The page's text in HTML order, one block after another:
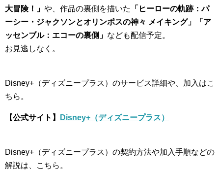
大冒険！」 や、作品の裏側を描いた
「ヒーローの軌跡：パ
ーシー・ジャクソンとオリンポスの神々 メイキング」「ア
ッセンブル：エコーの裏側」 なども配信予定。
お見逃しなく。
Disney+（ディズニープラス）のサービス詳細や、加入はこ
ちら。
【公式サイト】 Disney+（ディズニープラス）
Disney+（ディズニープラス）の契約方法や加入手順などの
解説は、こちら。